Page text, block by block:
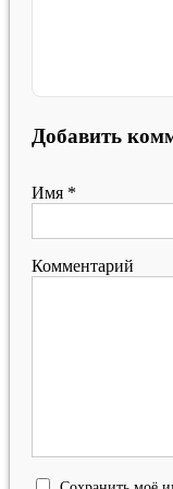
Добавить
Имя *
Комментарий